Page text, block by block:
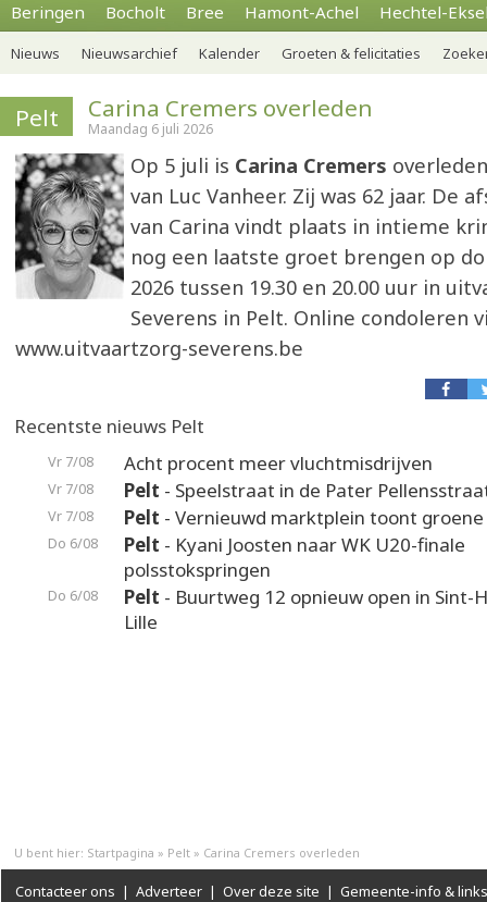
Beringen Bocholt Bree Hamont-Achel Hechtel-
Nieuws Nieuwsarchief Kalender Groeten & felicitaties
Pelt Carina Cremers overleden
Maandag 6 juli 2026
Op 5 juli is Carina Cremers
van Luc Vanheer. Zij was 62 jaar. De
van Carina vindt plaats in intieme
nog een laatste groet brengen op
2026 tussen 19.30 en 20.00 uur in
Severens in Pelt. Online condoleren
www.uitvaartzorg-severens.be
Recentste nieuws Pelt
Vr 7/08 Acht procent meer vluchtmisdrijven
Vr 7/08 Pelt - Speelstraat in de Pater
Vr 7/08 Pelt - Vernieuwd marktplein toont
Do 6/08 Pelt - Kyani Joosten naar WK U20-finale
polsstokspringen
Do 6/08 Pelt - Buurtweg 12 opnieuw open in Sint-
Lille
U bent hier: Startpagina » Pelt » Carina Cremers overleden
Contacteer ons | Adverteer | Over deze site | Gemeente-info & links